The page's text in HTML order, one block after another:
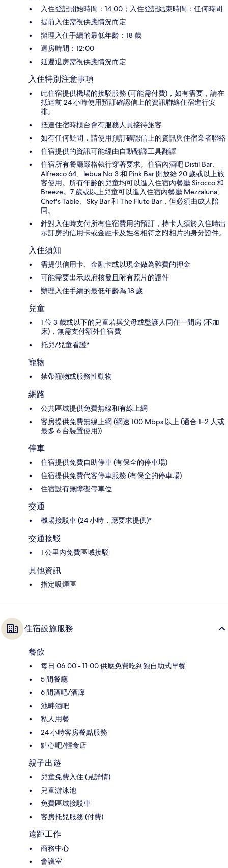
入住登記開始時間：14:00；入住登記結束時間：任何時間
提前入住需視供應情況而定
辦理入住手續的最低年齡：18 歲
退房時間：12:00
延遲退房需視供應情況而定
入住特別注意事項
此住宿提供機場的接駁服務 (可能需付費)，如有需要，請在
抵達前 24 小時使用預訂確認信上的資訊聯絡住宿進行安
排。
抵達住宿時櫃台會有服務人員接待旅客
如有任何疑問，請使用預訂確認信上的資訊與住宿業者聯絡
住宿提供的資訊可能經由自動翻譯工具翻譯
住宿所有餐廳嚴格執行穿著要求。住宿內酒吧 Distil Bar、
Alfresco 64、lebua No.3 和 Pink Bar 開放給 20 歲或以上旅
客使用。所有年齡的兒童均可以進入住宿內餐廳 Sirocco 和
Breeze。7 歲或以上兒童可以進入住宿內餐廳 Mezzaluna、
Chef's Table、Sky Bar 和 The Flute Bar，但必須由成人陪
同。
針對入住時支付所有住宿費用的預訂，持卡人須於入住時出
示訂房的信用卡或金融卡及姓名相符之附相片的身分證件。
入住須知
需提供信用卡、金融卡或以現金做為雜費的押金
可能需要出示政府核發且附有照片的證件
辦理入住手續的最低年齡為 18 歲
兒童
1 位 3 歲或以下的兒童若與父母或監護人同住一間房 (不加
床)，無需支付額外住宿費
托兒/兒童看護*
寵物
禁帶寵物或服務性動物
網路
公共區域提供免費無線和有線上網
客房提供免費無線上網 (網速 100 Mbps 以上 (適合 1–2 人或
最多 6 台裝置使用))
停車
住宿提供免費自助停車 (有保全的停車場)
住宿提供免費代客停車服務 (有保全的停車場)
住宿設有無障礙停車位
交通
機場接駁車 (24 小時，應要求提供)*
交通接駁
1 公里內免費區域接駁
其他資訊
指定吸煙區
住宿設施服務
餐飲
每日 06:00 - 11:00 供應免費吃到飽自助式早餐
5 間餐廳
6 間酒吧/酒廊
池畔酒吧
私人用餐
24 小時客房餐點服務
點心吧/輕食店
親子出遊
兒童免費入住 (見詳情)
兒童游泳池
免費區域接駁車
客房托兒服務 (付費)
遠距工作
商務中心
會議室